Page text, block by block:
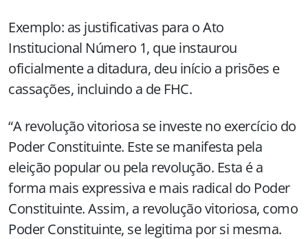
Exemplo: as justificativas para o Ato
Institucional Número 1, que instaurou
oficialmente a ditadura, deu início a prisões e
cassações, incluindo a de FHC.
“A revolução vitoriosa se investe no exercício do
Poder Constituinte. Este se manifesta pela
eleição popular ou pela revolução. Esta é a
forma mais expressiva e mais radical do Poder
Constituinte. Assim, a revolução vitoriosa, como
Poder Constituinte, se legitima por si mesma.